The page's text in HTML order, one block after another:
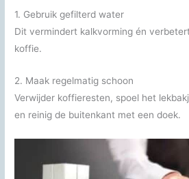
1. Gebruik gefilterd water
Dit vermindert kalkvorming én
koffie.
2. Maak regelmatig schoon
Verwijder koffieresten, spoel het
en reinig de buitenkant met een doek.